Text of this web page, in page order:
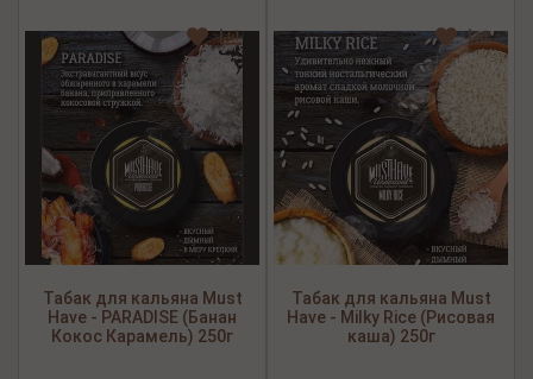
Табак для кальяна Must
Have - PARADISE (Банан
Кокос Карамель) 250г
Табак для кальяна Must
Have - Milky Rice (Рисовая
каша) 250г